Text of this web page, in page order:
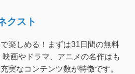
クスト
楽しめる！まずは31日間の無料
画やドラマ、アニメの名作はも
実なコンテンツ数が特徴です。